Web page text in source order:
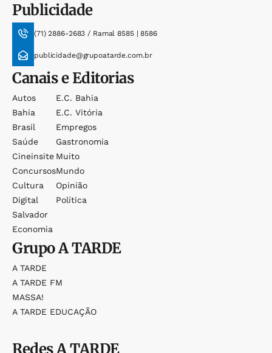
Publicidade
(71) 2886-2683 / Ramal 8585 | 8586
publicidade@grupoatarde.com.br
Canais e Editorias
Autos
Bahia
Brasil
Saúde
Cineinsite
Concursos
Cultura
Digital
Salvador
Economia
E.c. Bahia
E.c. Vitória
Empregos
Gastronomia
Muito
Mundo
Opinião
Política
GrupoA TARDE
A TARDE
A TARDE FM
MASSA!
A TARDE EDUCAÇÃO
RedesA TARDE